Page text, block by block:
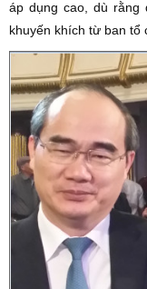
áp dụng cao, dù rằng
khuyến khích từ ban tổ